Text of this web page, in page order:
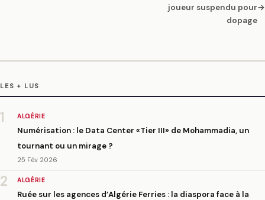
joueur suspendu pour
dopage
→
LES + LUS
1 ALGÉRIE
Numérisation : le Data Center «Tier III» de Mohammadia, un
tournant ou un mirage ?
25 Fév 2026
2 ALGÉRIE
Ruée sur les agences d’Algérie Ferries : la diaspora face à la